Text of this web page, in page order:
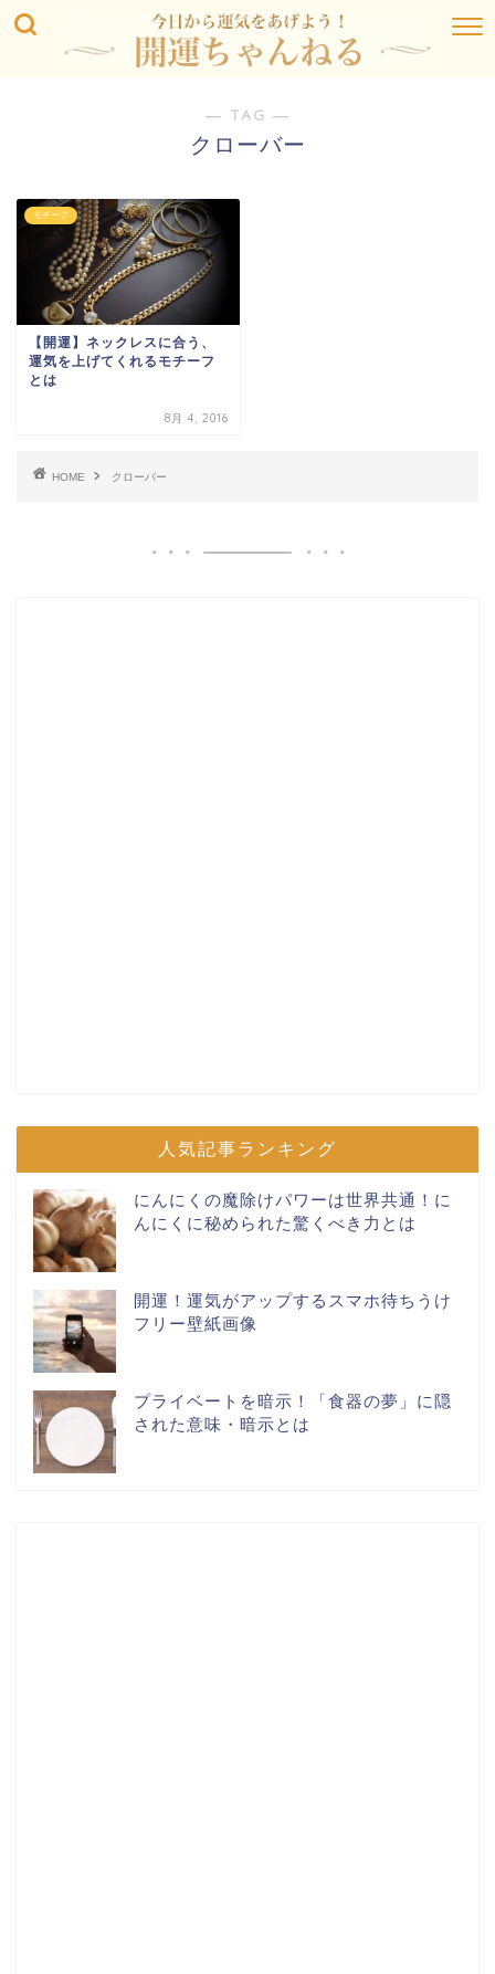
― TAG ―
クローバー
モチーフ
【開運】ネックレスに合う、
運気を上げてくれるモチーフ
とは
8月 4, 2016
HOME クローバー
人気記事ランキング
にんにくの魔除けパワーは世界共通！に
んにくに秘められた驚くべき力とは
開運！運気がアップするスマホ待ちうけ
フリー壁紙画像
プライベートを暗示！「食器の夢」に隠
された意味・暗示とは